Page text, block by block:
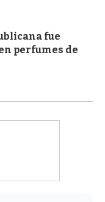
fue
perfumes de